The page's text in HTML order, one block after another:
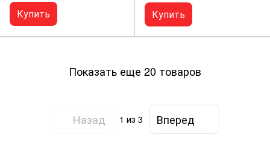
Купить Купить
Показать еще 20 товаров
Назад 1 из 3 Вперед